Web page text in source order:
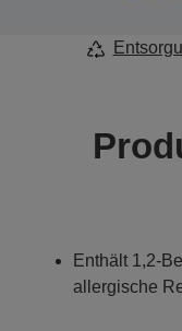
Enthält 1,2-
allergische